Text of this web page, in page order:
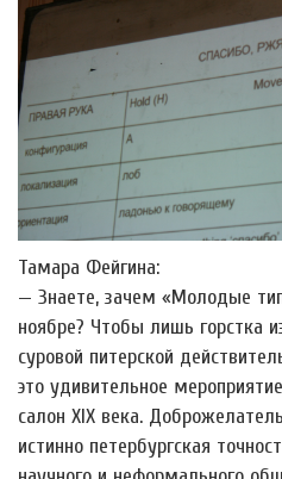
Тамара Фейгина:
— Знаете, зачем «Молодые
ноябре? Чтобы лишь горстка
суровой питерской
это удивительное
салон XIX века.
истинно петербургская